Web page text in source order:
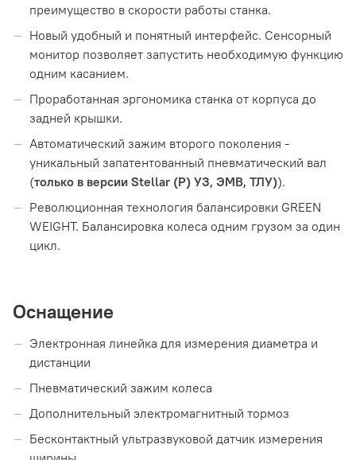
преимущество в скорости работы станка.
Новый удобный и понятный интерфейс. Сенсорный
монитор позволяет запустить необходимую функцию
одним касанием.
Проработанная эргономика станка от корпуса до
задней крышки.
Автоматический зажим второго поколения -
уникальный запатентованный пневматический вал
(только в версии Stellar (P) УЗ, ЭМВ, ТЛУ)).
Революционная технология балансировки GREEN
WEIGHT. Балансировка колеса одним грузом за один
цикл.
Оснащение
Электронная линейка для измерения диаметра и
дистанции
Пневматический зажим колеса
Дополнительный электромагнитный тормоз
Бесконтактный ультразвуковой датчик измерения